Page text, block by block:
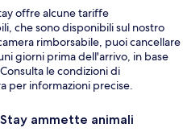
offre alcune tariffe
che sono disponibili sul nostro
rimborsabile, puoi cancellare
giorni prima dell'arrivo, in base
le condizioni di
per informazioni precise.
ammette animali